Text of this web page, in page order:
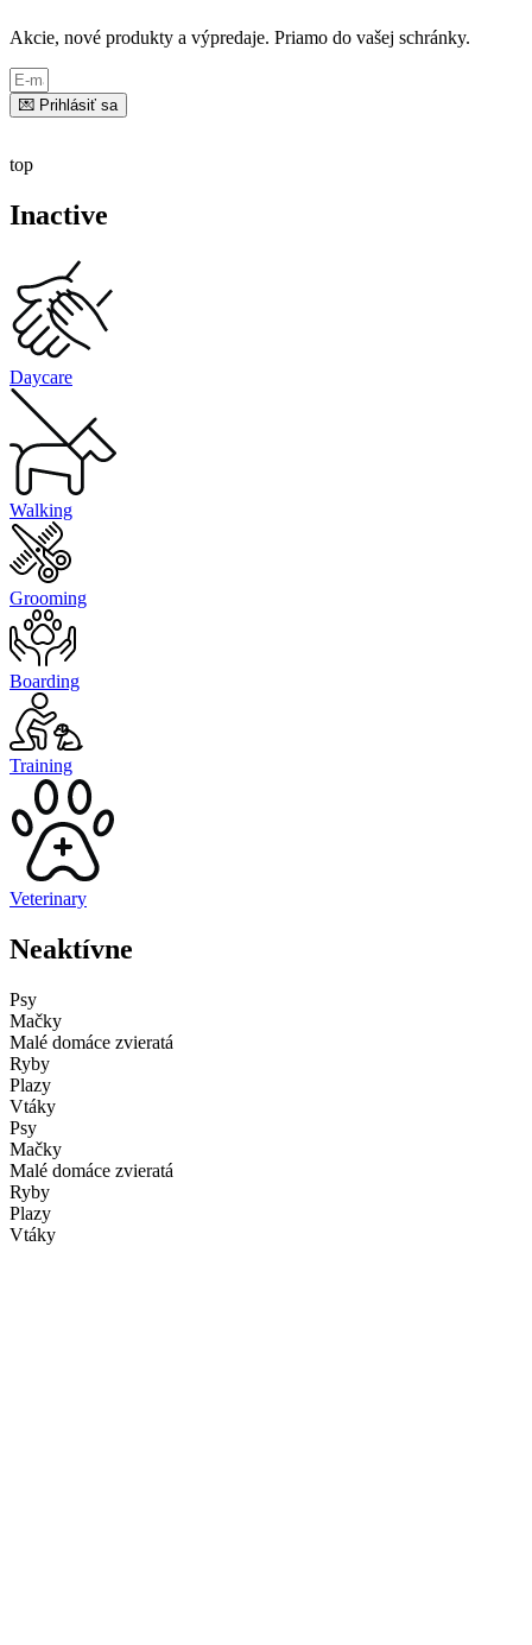
Akcie, nové produkty a výpredaje. Priamo do vašej schránky.
💌 Prihlásiť sa
top
Inactive
Daycare
Walking
Grooming
Boarding
Training
Veterinary
Neaktívne
Psy
Mačky
Malé domáce zvieratá
Ryby
Plazy
Vtáky
Psy
Mačky
Malé domáce zvieratá
Ryby
Plazy
Vtáky